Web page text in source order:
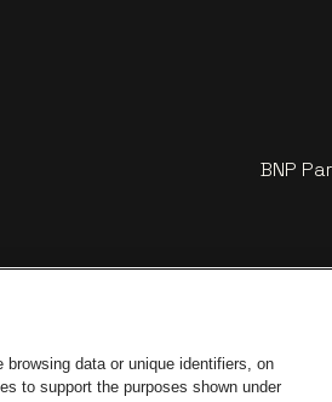
BNP
data or unique identifiers, on
to support the purposes shown under